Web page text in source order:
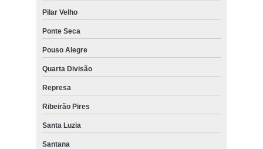
Pilar Velho
Ponte Seca
Pouso Alegre
Quarta Divisão
Represa
Ribeirão Pires
Santa Luzia
Santana